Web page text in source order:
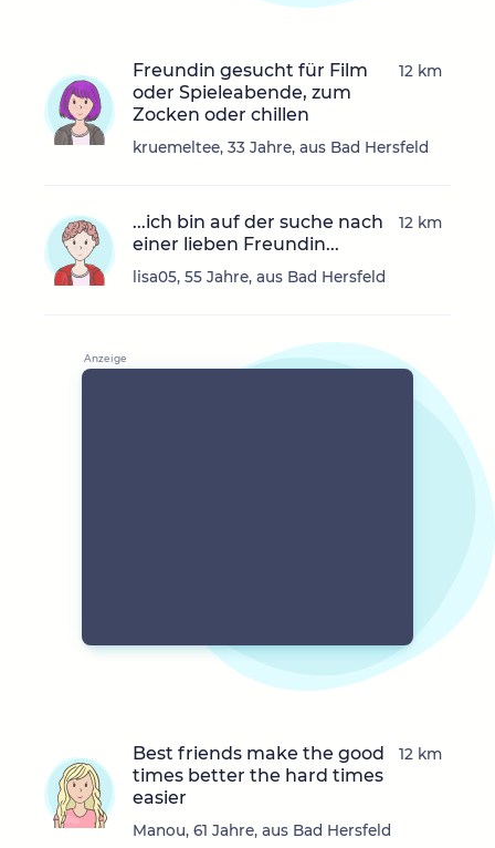
Freundin gesucht für Film
oder Spieleabende, zum
Zocken oder chillen
kruemeltee, 33 Jahre, aus Bad Hersfeld
12 km
...ich bin auf der suche nach
einer lieben Freundin...
lisa05, 55 Jahre, aus Bad Hersfeld
12 km
Best friends make the good
times better the hard times
easier
Manou, 61 Jahre, aus Bad Hersfeld
12 km